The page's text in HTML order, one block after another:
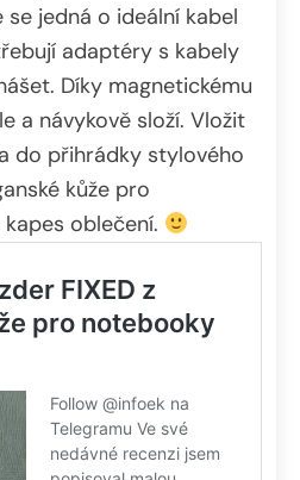
se jedná o ideální kabel
adaptéry s kabely
Díky magnetickému
a návykově složí. Vložit
do přihrádky stylového
kůže pro
oblečení.